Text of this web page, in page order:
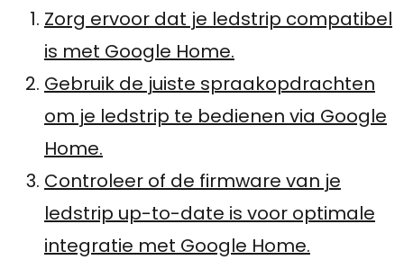
Zorg ervoor dat je ledstrip compatibel
is met Google Home.
Gebruik de juiste spraakopdrachten
om je ledstrip te bedienen via Google
Home.
Controleer of de firmware van je
ledstrip up-to-date is voor optimale
integratie met Google Home.